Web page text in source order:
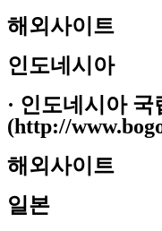
해외사이트
인도네시아
· 인도네시아 국
(http://
해외사이트
일본